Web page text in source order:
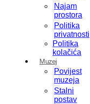
Najam
prostora
Politika
privatnosti
Politika
kolačića
Muzej
Povijest
muzeja
Stalni
postav